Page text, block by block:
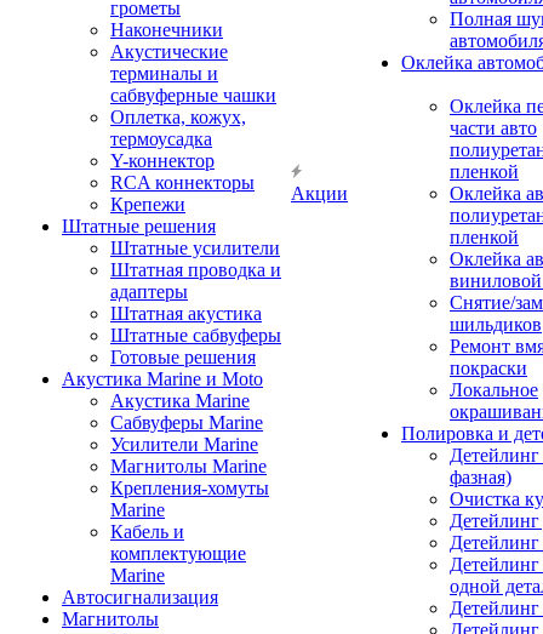
грометы
Наконечники
Акустические
терминалы и
сабвуферные чашки
Оплетка, кожух,
термоусадка
Y-коннектор
RCA коннекторы
Крепежи
Штатные решения
Штатные усилители
Штатная проводка и
адаптеры
Штатная акустика
Штатные сабвуферы
Готовые решения
Акустика Marine и Moto
Акустика Marine
Сабвуферы Marine
Усилители Marine
Магнитолы Marine
Крепления-хомуты
Marine
Кабель и
комплектующие
Marine
Автосигнализация
Магнитолы
Акции
Полная
Оклейка
Оклейка
части авто
пленкой
Оклейка
пленкой
Оклейка
Снятие/
шильдиков
Ремонт
покраски
Локальное
Полировка и
фазная)
Очистка
Детейлинг
одной
Детейлинг